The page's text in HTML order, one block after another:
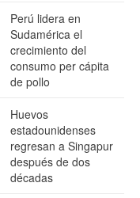
Perú lidera en
Sudamérica el
crecimiento del
consumo per cápita
de pollo
Huevos
estadounidenses
regresan a Singapur
después de dos
décadas